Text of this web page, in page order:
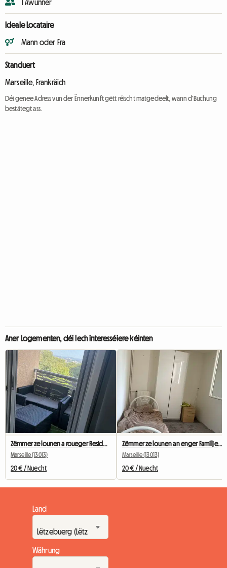
1 Awunner
Ideale Locataire
Mann oder Fra
Standuert
Marseille, Frankräich
Déi genee Adress vun der Ënnerkunft gëtt réischt matgedeelt, wann d'Buchung
bestätegt ass.
Aner Logementen, déi Iech interesséiere kéinten
Marseille (13013)
20 € / Nuecht
Zëmmer ze lounen an enger Familljewunneng
Marseille (13013)
20 € / Nuecht
Land
Währung